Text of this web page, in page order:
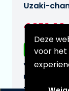
Deze
voor het
Uzaki-
€239,00
n.v.t.